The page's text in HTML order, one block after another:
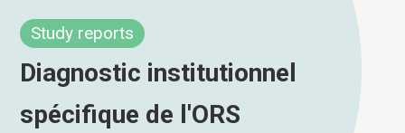
Study reports
Diagnostic institutionnel
spécifique de l'ORS